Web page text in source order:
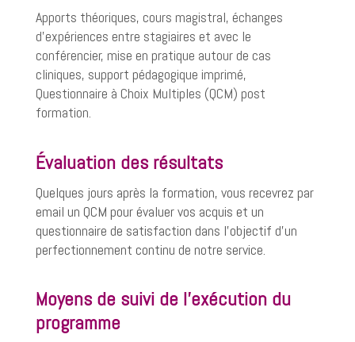
Apports théoriques, cours magistral, échanges
d’expériences entre stagiaires et avec le
conférencier, mise en pratique autour de cas
cliniques, support pédagogique imprimé,
Questionnaire à Choix Multiples (QCM) post
formation.
Évaluation des résultats
Quelques jours après la formation, vous recevrez par
email un QCM pour évaluer vos acquis et un
questionnaire de satisfaction dans l’objectif d’un
perfectionnement continu de notre service.
Moyens de suivi de l’exécution du
programme